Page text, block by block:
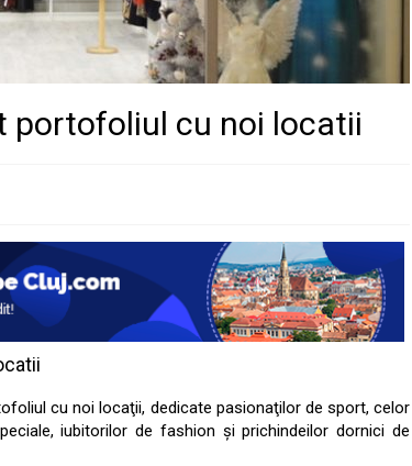
portofoliul cu noi locatii
cu noi locaţii, dedicate pasionaţilor de sport, celor
iubitorilor de fashion şi prichindeilor dornici de